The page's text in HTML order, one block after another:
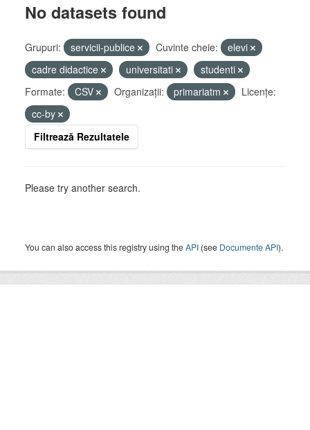
No datasets found
Grupuri: servicii-publice Cuvinte cheie:
elevi
cadre didactice
universitati
studenti
Formate:
CSV Organizații: primariatm
Licenţe:
cc-by
Filtrează Rezultatele
Please try another search.
You can also access this registry using theAPI (see Documente API).